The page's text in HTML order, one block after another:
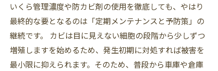
いくら管理濃度や防カビ剤の使用を徹底しても、やはり
最終的な要となるのは「定期メンテナンスと予防策」の
継続です。 カビは目に見えない細胞の段階から少しずつ
増殖しますを始めるため、発生初期に対処すれば被害を
最小限に抑えられます。そのため、普段から車庫や倉庫